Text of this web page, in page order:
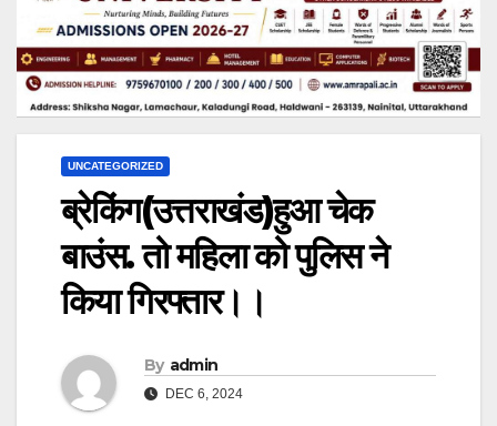
UNCATEGORIZED
ब्रेकिंग(उत्तराखंड)हुआ चेक
बाउंस. तो महिला को पुलिस ने
किया गिरफ्तार।।
By admin
DEC 6, 2024